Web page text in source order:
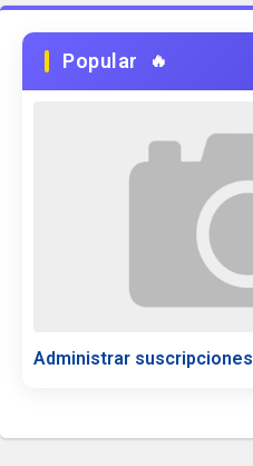
Popular
Administrar suscripciones